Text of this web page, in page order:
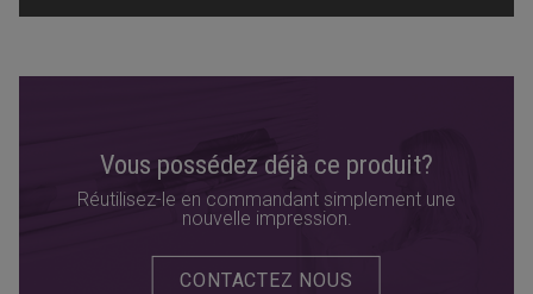
Vous possédez déjà ce produit?
Réutilisez-le en commandant simplement une
nouvelle impression.
CONTACTEZ NOUS